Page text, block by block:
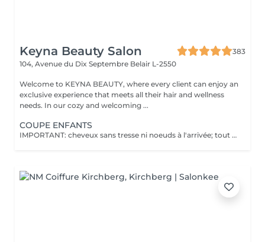
Keyna Beauty Salon
383
104, Avenue du Dix Septembre Belair L-2550
Welcome to KEYNA BEAUTY, where every client can enjoy an
exclusive experience that meets all their hair and wellness
needs. In our cozy and welcoming ...
COUPE ENFANTS
IMPORTANT: cheveux sans tresse ni noeuds à l'arrivée; tout noeuds ou tressage entraîne l'annulation et 50% de la prestation est retenu. Veuillez noter que si un enfant arrive au salon avec des poux, nous ne pourrons pas procéder à la coupe de cheveux pour des raisons de santé et de sécurité. Dans ce cas, le rendez-vous sera tout de même facturé en raison de l'horaire réservé, afin de compenser la perte de chiffre d'affaires. Nous comprenons que cela peut être une situation difficile, et nous vous encourageons à vérifier les cheveux de votre enfant avant le rendez-vous. Merci de votre compréhension !